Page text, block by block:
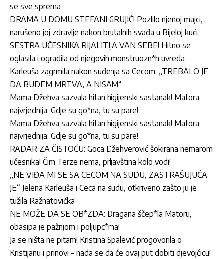
se sve sprema
DRAMA U DOMU STEFANI GRUJIĆ! Pozlilo njenoj majci,
narušeno joj zdravlje nakon brutalnih svađa u Bijeloj kući
SESTRA UČESNIKA RIJALITIJA VAN SEBE! Hitno se
oglasila i ogradila od njegovih monstruozn*h uvreda
Karleuša zagrmila nakon suđenja sa Cecom: „TREBALO JE
DA BUDEM MRTVA, A NISAM“
Mama Džehva sazvala hitan higijenski sastanak! Matora
najvrjednija: Gdje su go*na, tu su pare!
Mama Džehva sazvala hitan higijenski sastanak! Matora
najvrjednija: Gdje su go*na, tu su pare!
RADAR ZA ČISTOĆU: Goca Džehverović šokirana nemarom
učesnika! Čim Terze nema, prljavština kolo vodi!
„NE VIĐA MI SE SA CECOM NA SUDU, ZASTRAŠUJUĆA
JE“ Jelena Karleuša i Ceca na sudu, otkriveno zašto ju je
tužila Ražnatovićka
NE MOŽE DA SE OB*ZDA: Dragana ščep*la Matoru,
obasipa je pažnjom i poljupc*ma!
Ja se ništa ne pitam! Kristina Spalević progovorila o
Kristijanu i prinovi – nada se da će ovaj put dobiti djevojčicu!